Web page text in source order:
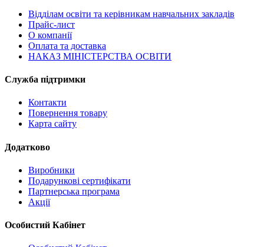
Відділам освіти та керівникам навчальних закладів
Прайс-лист
О компанії
Оплата та доставка
НАКАЗ МІНІСТЕРСТВА ОСВІТИ
Служба підтримки
Контакти
Повернення товару
Карта сайту
Додатково
Виробники
Подарункові сертифікати
Партнерська програма
Акції
Особистий Кабінет